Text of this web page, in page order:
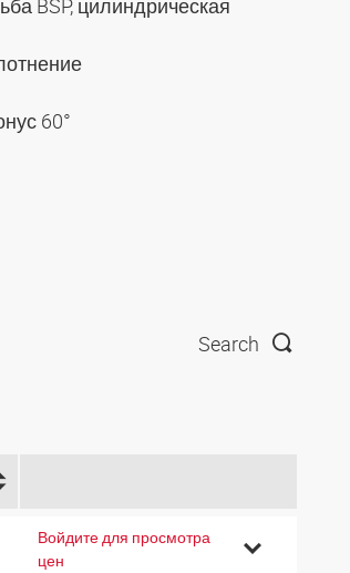
60°
Search
Войдите для просмотра
цен